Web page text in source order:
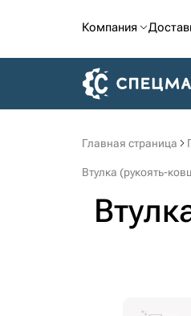
Компания
Главная страница
Втулка (рукоять-